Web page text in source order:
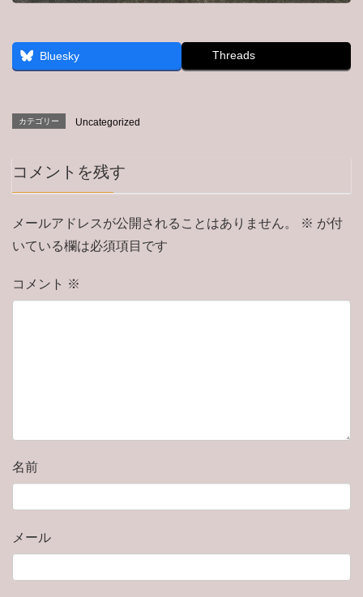
Bluesky Threads
カテゴリー Uncategorized
コメントを残す
メールアドレスが公開されることはありません。 ※ が付
いている欄は必須項目です
コメント ※
名前
メール